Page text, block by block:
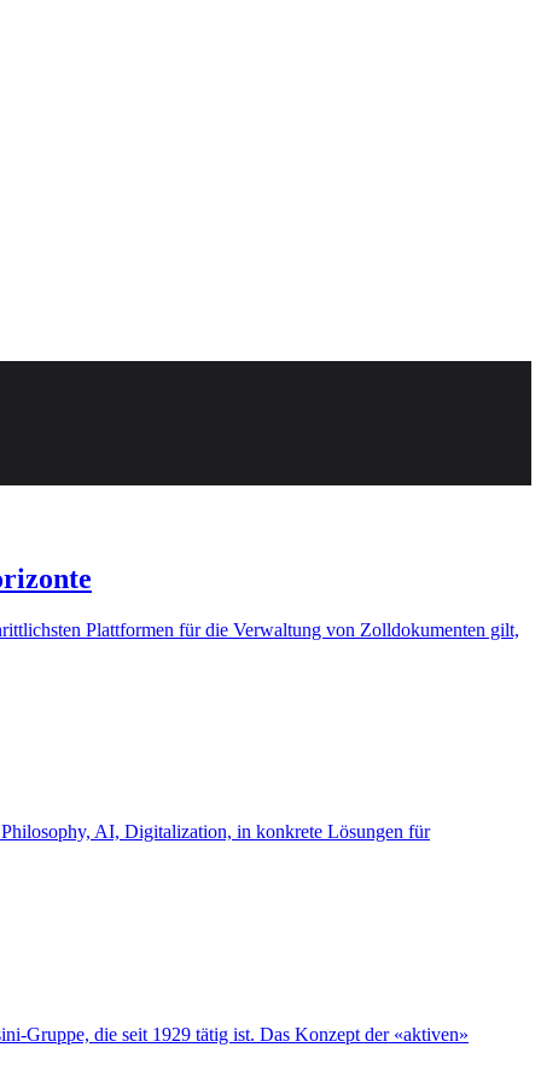
Plattformen für die Verwaltung von Zolldokumenten gilt,
AI, Digitalization, in konkrete Lösungen für
Gruppe, die seit 1929 tätig ist. Das Konzept der «aktiven»